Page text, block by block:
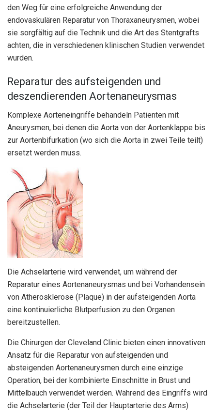
den Weg für eine erfolgreiche Anwendung der
endovaskulären Reparatur von Thoraxaneurysmen, wobei
sie sorgfältig auf die Technik und die Art des Stentgrafts
achten, die in verschiedenen klinischen Studien verwendet
wurden.
Reparatur des aufsteigenden und
deszendierenden Aortenaneurysmas
Komplexe Aorteneingriffe behandeln Patienten mit
Aneurysmen, bei denen die Aorta von der Aortenklappe bis
zur Aortenbifurkation (wo sich die Aorta in zwei Teile teilt)
ersetzt werden muss.
Die Achselarterie wird verwendet, um während der
Reparatur eines Aortenaneurysmas und bei Vorhandensein
von Atherosklerose (Plaque) in der aufsteigenden Aorta
eine kontinuierliche Blutperfusion zu den Organen
bereitzustellen.
Die Chirurgen der Cleveland Clinic bieten einen innovativen
Ansatz für die Reparatur von aufsteigenden und
absteigenden Aortenaneurysmen durch eine einzige
Operation, bei der kombinierte Einschnitte in Brust und
Mittelbauch verwendet werden. Während des Eingriffs wird
die Achselarterie (der Teil der Hauptarterie des Arms)